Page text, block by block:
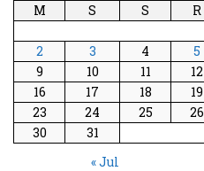
M
S S R
2
3 4 5
9
10 11 12
16
17 18 19
23
24 25 26
30
31
« Jul